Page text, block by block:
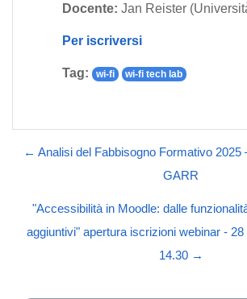
Docente: Jan Reister
Per iscriversi
Tag: wi-fi wi-fi tech lab
← Analisi del Fabbisogno Formativo 2025
GARR
"Accessibilità in Moodle: dalle
aggiuntivi" apertura iscrizioni webinar -
14.30 →